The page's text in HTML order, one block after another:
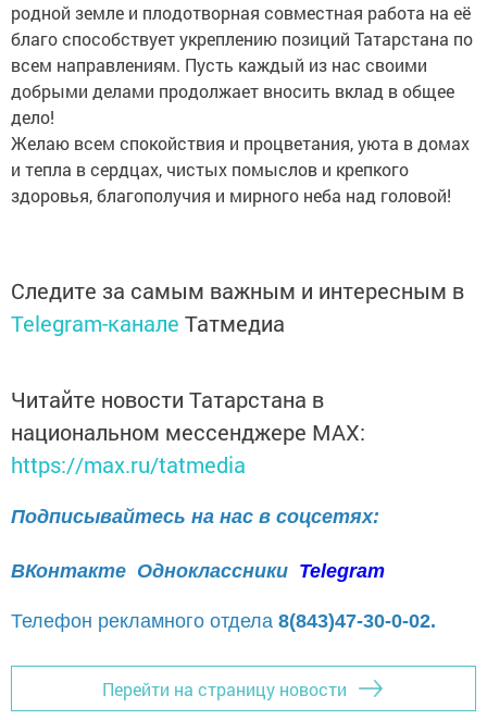
родной земле и плодотворная совместная работа на её
благо способствует укреплению позиций Татарстана по
всем направлениям. Пусть каждый из нас своими
добрыми делами продолжает вносить вклад в общее
дело!
Желаю всем спокойствия и процветания, уюта в домах
и тепла в сердцах, чистых помыслов и крепкого
здоровья, благополучия и мирного неба над головой!
Следите за самым важным и интересным в
Telegram-канале Татмедиа
Читайте новости Татарстана в
национальном мессенджере MАХ:
https://max.ru/tatmedia
Подписывайтесь на нас в соцсетях:
ВКонтакте Одноклассники Telegram
Телефон рекламного отдела 8(843)47-30-0-02.
Перейти на страницу новости